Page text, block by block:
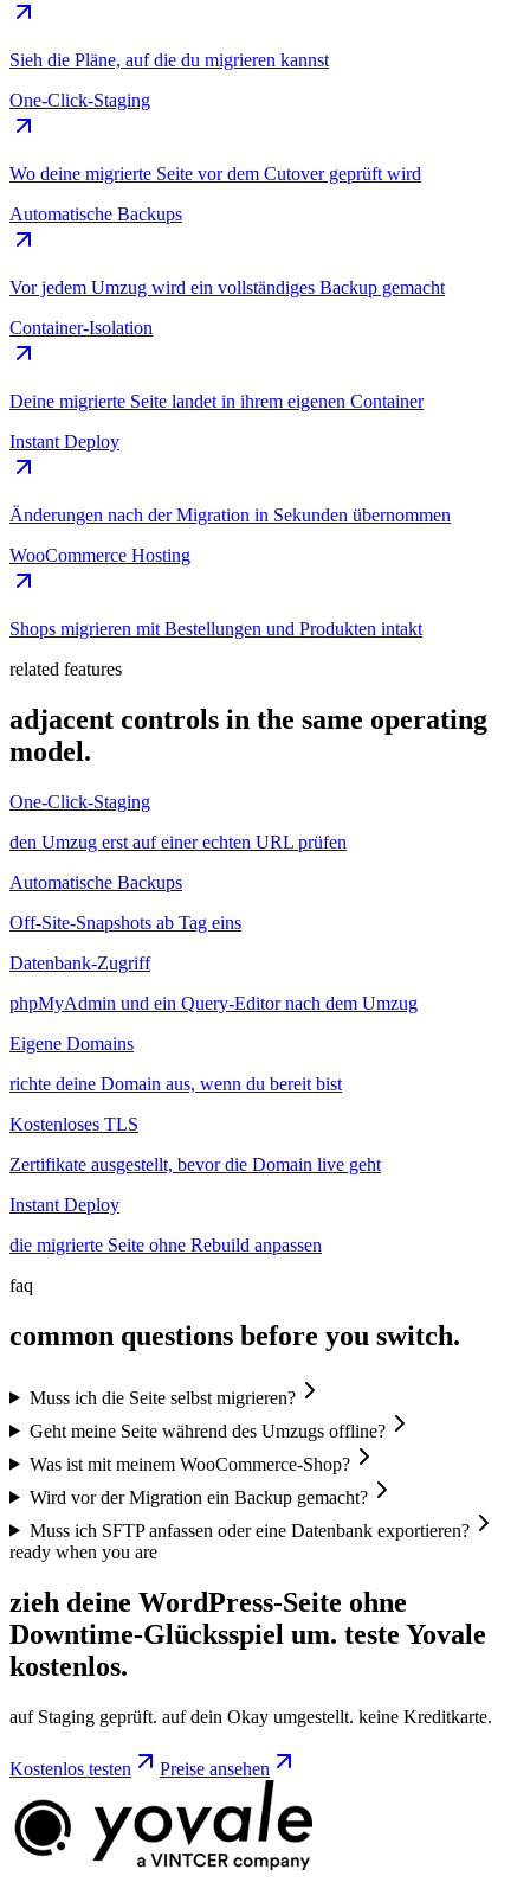
Sieh die Pläne, auf die du migrieren kannst
One-Click-Staging
Wo deine migrierte Seite vor dem Cutover geprüft wird
Automatische Backups
Vor jedem Umzug wird ein vollständiges Backup gemacht
Container-Isolation
Deine migrierte Seite landet in ihrem eigenen Container
Instant Deploy
Änderungen nach der Migration in Sekunden übernommen
WooCommerce Hosting
Shops migrieren mit Bestellungen und Produkten intakt
related features
adjacent controls in the same operating
model.
One-Click-Staging
den Umzug erst auf einer echten URL prüfen
Automatische Backups
Off-Site-Snapshots ab Tag eins
Datenbank-Zugriff
phpMyAdmin und ein Query-Editor nach dem Umzug
Eigene Domains
richte deine Domain aus, wenn du bereit bist
Kostenloses TLS
Zertifikate ausgestellt, bevor die Domain live geht
Instant Deploy
die migrierte Seite ohne Rebuild anpassen
faq
common questions before you switch.
Muss ich die Seite selbst migrieren?
Geht meine Seite während des Umzugs offline?
Was ist mit meinem WooCommerce-Shop?
Wird vor der Migration ein Backup gemacht?
Muss ich SFTP anfassen oder eine Datenbank exportieren?
ready when you are
zieh deine WordPress-Seite ohne
Downtime-Glücksspiel um. teste Yovale
kostenlos.
auf Staging geprüft. auf dein Okay umgestellt. keine Kreditkarte.
Kostenlos testen Preise ansehen